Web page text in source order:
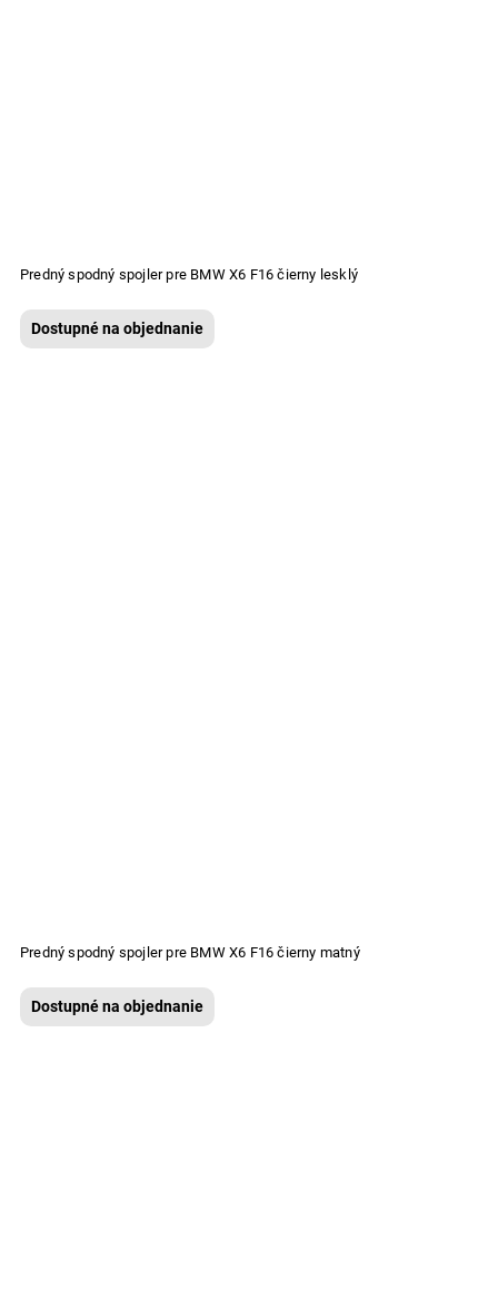
Predný spodný spojler pre BMW X6 F16 čierny lesklý
Dostupné na objednanie
Predný spodný spojler pre BMW X6 F16 čierny matný
Dostupné na objednanie